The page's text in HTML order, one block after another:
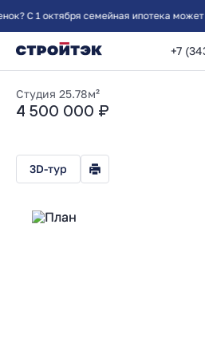
1 октября семейная ипотека может
+7
Студия
Студия 25.78м²
4 500 000 ₽
3D-тур